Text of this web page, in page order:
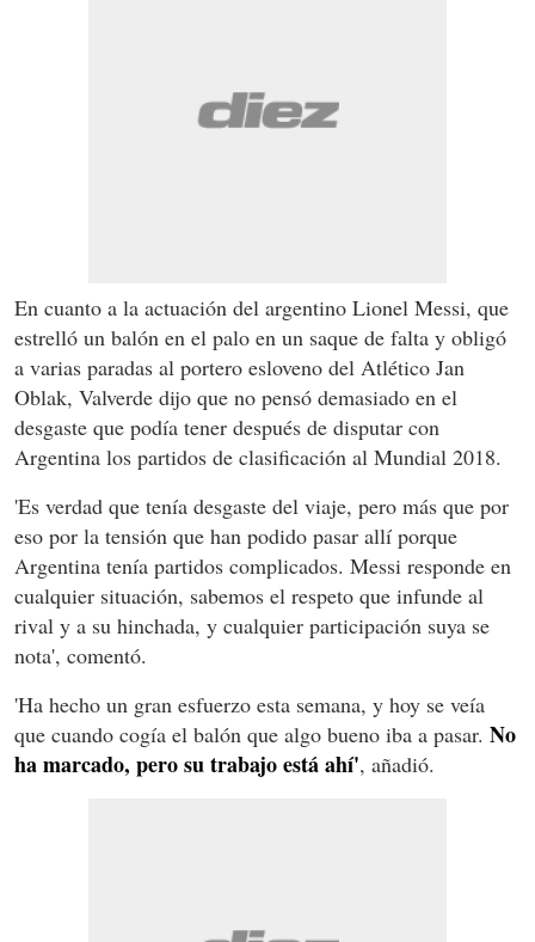
En cuanto a la actuación del argentino Lionel Messi, que
estrelló un balón en el palo en un saque de falta y obligó
a varias paradas al portero esloveno del Atlético Jan
Oblak, Valverde dijo que no pensó demasiado en el
desgaste que podía tener después de disputar con
Argentina los partidos de clasificación al Mundial 2018.
'Es verdad que tenía desgaste del viaje, pero más que por
eso por la tensión que han podido pasar allí porque
Argentina tenía partidos complicados. Messi responde en
cualquier situación, sabemos el respeto que infunde al
rival y a su hinchada, y cualquier participación suya se
nota', comentó.
'Ha hecho un gran esfuerzo esta semana, y hoy se veía
que cuando cogía el balón que algo bueno iba a pasar. No
ha marcado, pero su trabajo está ahí', añadió.